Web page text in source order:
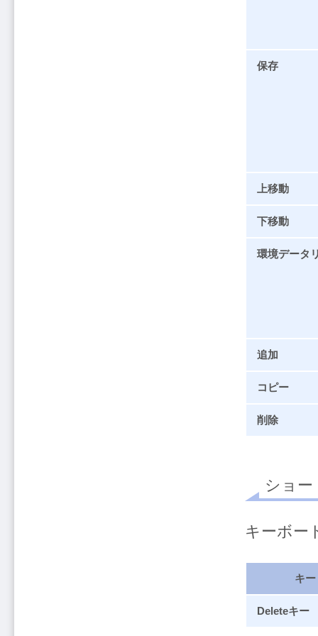
保存
上移動
下移動
環境データ
追加
コピー
削除
ショ
キーボー
キー
Deleteキー